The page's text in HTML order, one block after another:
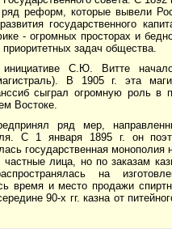
ряд реформ, которые вывели
государственного
- огромных просторах и
задач общества.
С.Ю. Витте
В 1905 г. эта
сыграл огромную роль в
Востоке.
ряд мер,
С 1 января 1895 г. он
государственная монополия
частные лица, но по заказам
на
время и место продажи
90-х гг. казна от